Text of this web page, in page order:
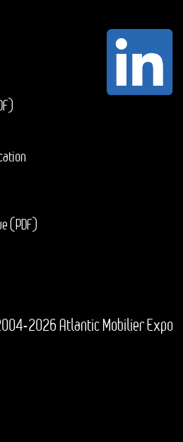
(PDF)
2026 Atlantic Mobilier Expo